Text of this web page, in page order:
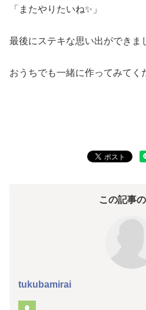
「またやりたいね✨」
最後にステキな思い出ができま
おうちでも一緒に作ってみてく
この記事
tukubamirai